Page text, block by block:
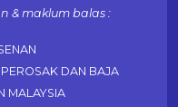
& maklum balas :
DAN BAJA
MALAYSIA